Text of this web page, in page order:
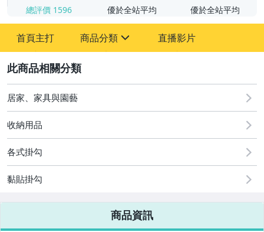
總評價 1596 優於全站平均 優於全站平均
首頁主打 商品分類
圖書/影音/文具
手機、配件與通訊
美容保養與彩妝
直播影片
居家、家具與園藝
收納用品
各式掛勾
黏貼掛勾
商品資訊